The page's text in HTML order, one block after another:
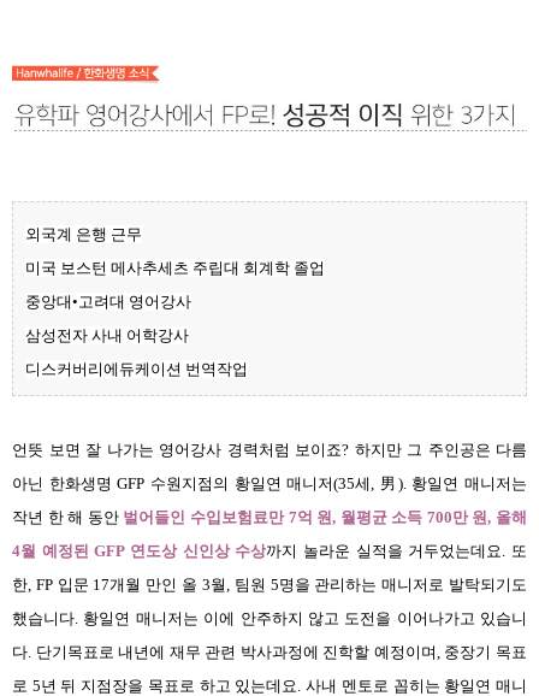
외국계 은행 근무
미국 보스턴 메사추세츠 주립대 회계학 졸업
중앙대•고려대 영어강사
삼성전자 사내 어학강사
디스커버리에듀케이션 번역작업
언뜻 보면 잘 나가는 영어강사 경력처럼 보이죠? 하지만 그 주인공은 다름
아닌 한화생명 GFP 수원지점의 황일연 매니저(35세, 男). 황일연 매니저는
작년 한 해 동안 벌어들인 수입보험료만 7억 원, 월평균 소득 700만 원, 올해
4월 예정된 GFP 연도상 신인상 수상까지 놀라운 실적을 거두었는데요. 또
한, FP 입문 17개월 만인 올 3월, 팀원 5명을 관리하는 매니저로 발탁되기도
했습니다. 황일연 매니저는 이에 안주하지 않고 도전을 이어나가고 있습니
다. 단기목표로 내년에 재무 관련 박사과정에 진학할 예정이며, 중장기 목표
로 5년 뒤 지점장을 목표로 하고 있는데요. 사내 멘토로 꼽히는 황일연 매니